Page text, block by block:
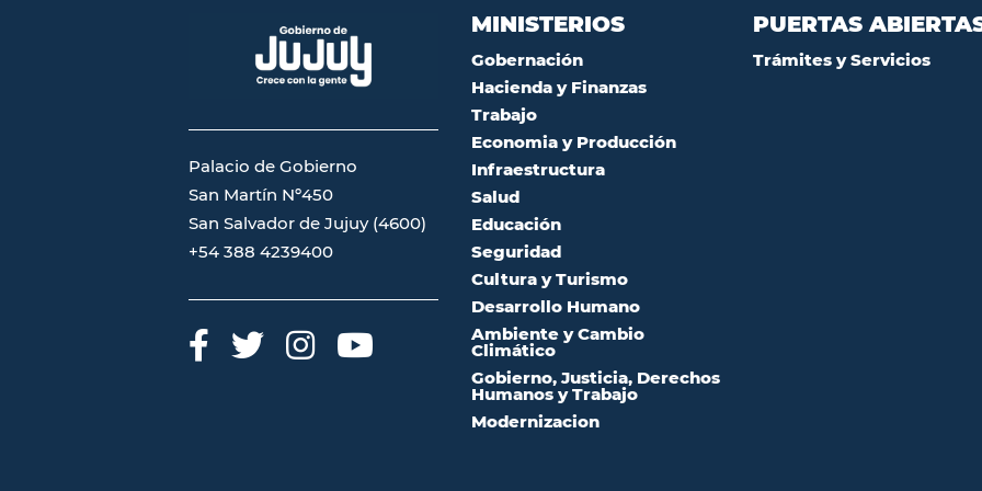
Palacio de Gobierno
San Martín Nº450
San Salvador de Jujuy (4600)
+54 388 4239400
MINISTERIOS
Gobernación
Hacienda y Finanzas
Trabajo
Economia y Producción
Infraestructura
Salud
Educación
Seguridad
Cultura y Turismo
Desarrollo Humano
Ambiente y Cambio
Climático
Gobierno, Justicia, Derechos
Humanos y Trabajo
Modernizacion
PUERTAS
Trámites y Servicios